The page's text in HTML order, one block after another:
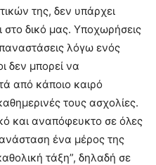
της, δεν υπάρχει
στο δικό μας. Υποχωρήσεις
λόγω ενός
δεν μπορεί να
από κάποιο καιρό
τους ασχολίες.
και αναπόφευκτο σε όλες
ένα μέρος της
τάξη”, δηλαδή σε